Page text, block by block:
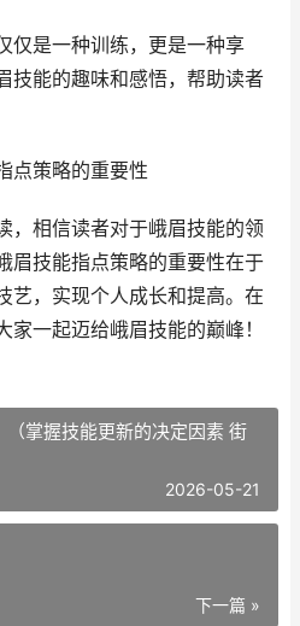
仅是一种训练，更是一种享
技能的趣味和感悟，帮助读者
策略的重要性
，相信读者对于峨眉技能的领
眉技能指点策略的重要性在于
艺，实现个人成长和提高。在
一起迈给峨眉技能的巅峰！
（掌握技能更新的决定因素 街
2026-05-21
下一篇 »